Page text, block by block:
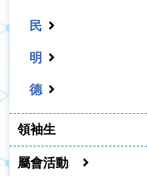
民
明
德
領袖生
屬會活動